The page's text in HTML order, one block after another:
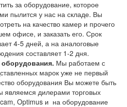
за оборудование, которое
пылится у нас на складе. Вы
на качество камер и прочего
офисе, и заказать его. Срок
4-5 дней, а на аналоговые
составляет 1-2 дня.
Мы работаем с
марок уже не первый
оборудования Вы можете быть
являемся дилерами торговых
Optimus и на оборудование